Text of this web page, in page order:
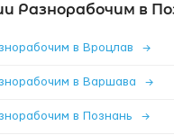
Разнорабочим в
в Вроцлав →
в Варшава →
в Познань →